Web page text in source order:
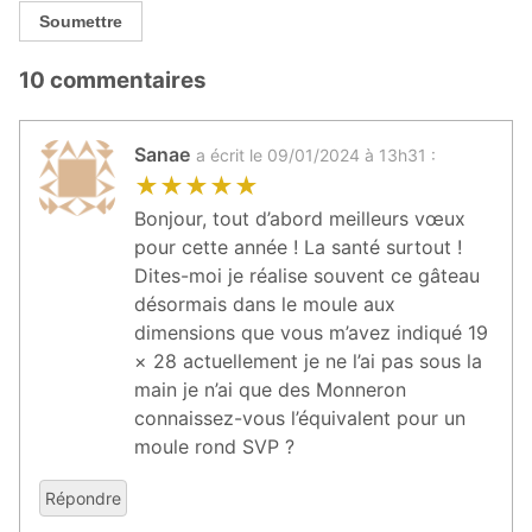
Soumettre
10 commentaires
Sanae a écrit le 09/01/2024 à 13h31 :
★★★★★
Bonjour, tout d’abord meilleurs vœux
pour cette année ! La santé surtout !
Dites-moi je réalise souvent ce gâteau
désormais dans le moule aux
dimensions que vous m’avez indiqué 19
× 28 actuellement je ne l’ai pas sous la
main je n’ai que des Monneron
connaissez-vous l’équivalent pour un
moule rond SVP ?
Répondre